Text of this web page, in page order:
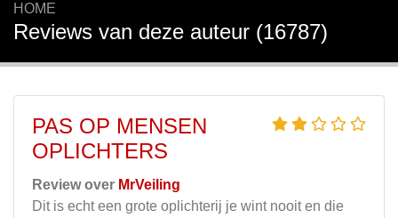
HOME
Reviews van deze auteur (16787)
PAS OP MENSEN
OPLICHTERS
Review over MrVeiling
Dit is echt een grote oplichterij je wint nooit en die